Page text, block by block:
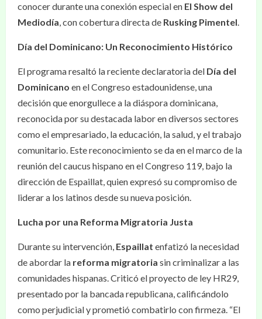
conocer durante una conexión especial en El Show del
Mediodía, con cobertura directa de Rusking Pimentel.
Día del Dominicano: Un Reconocimiento Histórico
El programa resaltó la reciente declaratoria del Día del
Dominicano en el Congreso estadounidense, una
decisión que enorgullece a la diáspora dominicana,
reconocida por su destacada labor en diversos sectores
como el empresariado, la educación, la salud, y el trabajo
comunitario. Este reconocimiento se da en el marco de la
reunión del caucus hispano en el Congreso 119, bajo la
dirección de Espaillat, quien expresó su compromiso de
liderar a los latinos desde su nueva posición.
Lucha por una Reforma Migratoria Justa
Durante su intervención, Espaillat enfatizó la necesidad
de abordar la reforma migratoria sin criminalizar a las
comunidades hispanas. Criticó el proyecto de ley HR29,
presentado por la bancada republicana, calificándolo
como perjudicial y prometió combatirlo con firmeza. “El